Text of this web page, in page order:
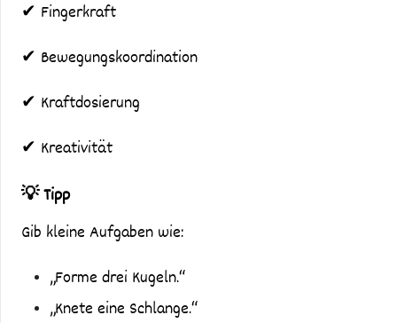
✔ Fingerkraft
✔ Bewegungskoordination
✔ Kraftdosierung
✔ Kreativität
💡 Tipp
Gib kleine Aufgaben wie:
„Forme drei Kugeln.“
„Knete eine Schlange.“